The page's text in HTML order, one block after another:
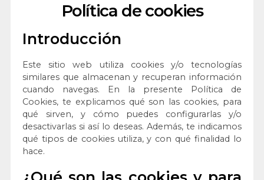
Política de cookies
Introducción
Este sitio web utiliza cookies y/o tecnologías
similares que almacenan y recuperan información
cuando navegas. En la presente Política de
Cookies, te explicamos qué son las cookies, para
qué sirven, y cómo puedes configurarlas y/o
desactivarlas si así lo deseas. Además, te indicamos
qué tipos de cookies utiliza, y con qué finalidad lo
hace.